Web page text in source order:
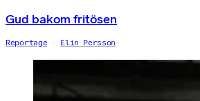
Gud bakom fritösen
Reportage Elin Persson